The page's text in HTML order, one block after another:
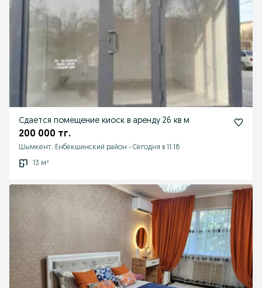
Сдается помещение киоск в аренду 26 кв м
200 000 тг.
Шымкент, Енбекшинский район - Сегодня в 11:18
13 м²